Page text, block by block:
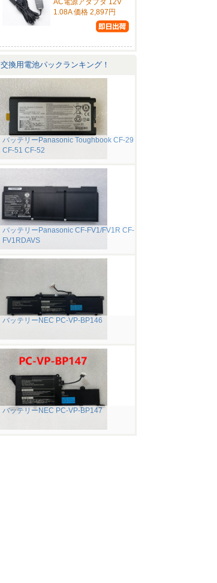
AC電源アダプタ 12V
1.08A 価格 2,897円
交換用電池パックランキング！
バッテリーPanasonic Toughbook CF-29
CF-51 CF-52
バッテリーPanasonic CF-FV1/FV1R CF-
FV1RDAVS
バッテリーNEC PC-VP-BP146
バッテリーNEC PC-VP-BP147